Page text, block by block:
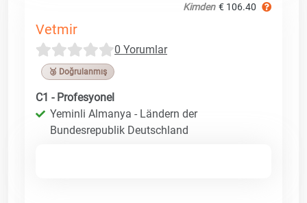
Kimden € 106.40
Vetmir
0 Yorumlar
🥉 Doğrulanmış
C1 - Profesyonel
Yeminli Almanya - Ländern der
Bundesrepublik Deutschland